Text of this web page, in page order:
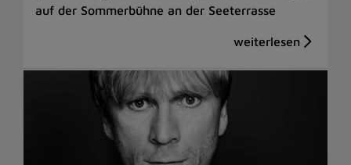
auf der Sommerbühne an der Seeterrasse